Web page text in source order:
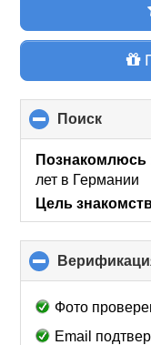
Поиск
to
лет в Германии
Цель
Фото
Email